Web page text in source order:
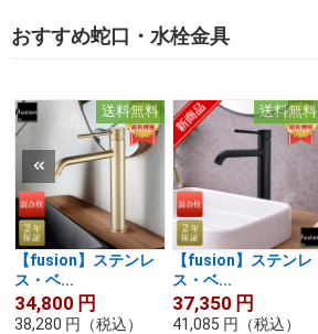
おすすめ蛇口・水栓金具
送料無料
【fusion】ステンレ
ス・ベ...
34,800 円
38,280 円 （税込）
送料無料
【fusion】ステンレ
ス・ベ...
37,350 円
41,085 円 （税込）